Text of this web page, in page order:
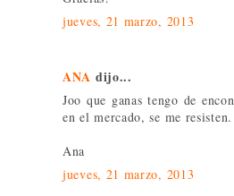
jueves, 21 marzo, 2013
ANA dijo...
Joo que ganas tengo de
en el mercado, se me
Ana
jueves, 21 marzo, 2013